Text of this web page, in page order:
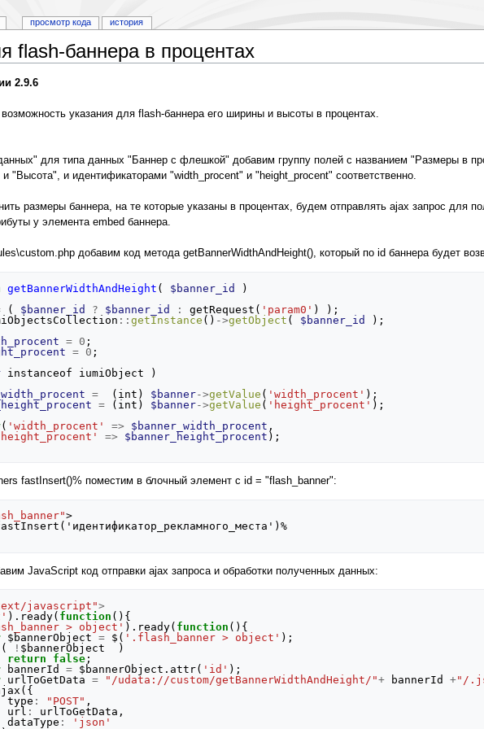
flash-баннера в процентах
2.9.6
возможность указания для flash-баннера его ширины и высоты в процентах.
для типа данных "Баннер с флешкой" добавим группу полей с названием "Размеры в
"Высота", и идентификаторами "width_procent" и "height_procent" соответственно.
размеры баннера, на те которые указаны в процентах, будем отправлять ajax запрос для
у элемента embed баннера.
добавим код метода getBannerWidthAndHeight(), который по id баннера будет
getBannerWidthAndHeight ( $banner_id
)
( $banner_id ? $banner_id : getRequest ( 'param0' )
);
::getInstance () ->getObject ( $banner_id
);
= 0 ;
= 0 ;
instanceof iumiObject
)
= ( int ) $banner->getValue ( 'width_procent' );
= ( int ) $banner->getValue ( 'height_procent' );
( 'width_procent' => $banner_width_procent ,
=> $banner_height_procent );
fastInsert()% поместим в блочный элемент с id = "flash_banner":
>
JavaScript код отправки ajax запроса и обработки полученных данных:
javascript">
). ready( function (){
> object' ). ready( function (){
$bannerObject = $ ( '.flash_banner > object' );
( ! $bannerObject
)
return
false ;
bannerId = $bannerObject . attr( 'id' );
urlToGetData = "/udata://custom/getBannerWidthAndHeight/"+ bannerId +"/
({
type : "POST" ,
url : urlToGetData ,
dataType :
'json'
просмотр кода история